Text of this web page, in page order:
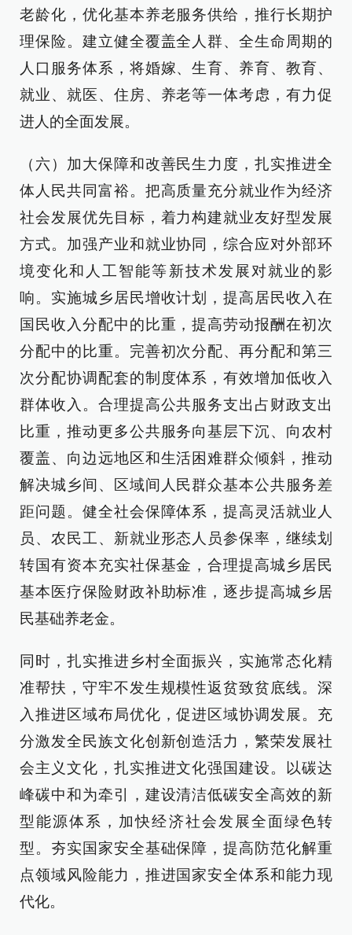
老龄化，优化基本养老服务供给，推行长期护
理保险。建立健全覆盖全人群、全生命周期的
人口服务体系，将婚嫁、生育、养育、教育、
就业、就医、住房、养老等一体考虑，有力促
进人的全面发展。
（六）加大保障和改善民生力度，扎实推进全
体人民共同富裕。把高质量充分就业作为经济
社会发展优先目标，着力构建就业友好型发展
方式。加强产业和就业协同，综合应对外部环
境变化和人工智能等新技术发展对就业的影
响。实施城乡居民增收计划，提高居民收入在
国民收入分配中的比重，提高劳动报酬在初次
分配中的比重。完善初次分配、再分配和第三
次分配协调配套的制度体系，有效增加低收入
群体收入。合理提高公共服务支出占财政支出
比重，推动更多公共服务向基层下沉、向农村
覆盖、向边远地区和生活困难群众倾斜，推动
解决城乡间、区域间人民群众基本公共服务差
距问题。健全社会保障体系，提高灵活就业人
员、农民工、新就业形态人员参保率，继续划
转国有资本充实社保基金，合理提高城乡居民
基本医疗保险财政补助标准，逐步提高城乡居
民基础养老金。
同时，扎实推进乡村全面振兴，实施常态化精
准帮扶，守牢不发生规模性返贫致贫底线。深
入推进区域布局优化，促进区域协调发展。充
分激发全民族文化创新创造活力，繁荣发展社
会主义文化，扎实推进文化强国建设。以碳达
峰碳中和为牵引，建设清洁低碳安全高效的新
型能源体系，加快经济社会发展全面绿色转
型。夯实国家安全基础保障，提高防范化解重
点领域风险能力，推进国家安全体系和能力现
代化。